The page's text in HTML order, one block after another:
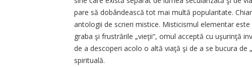
pare să dobândească tot mai multă popularitate.
antologii de scrieri mistice. Misticismul elementar
graba şi frustrările „vieţii“, omul acceptă cu uşurinţă
de a descoperi acolo o altă viaţă şi de a se bucura de
spirituală.